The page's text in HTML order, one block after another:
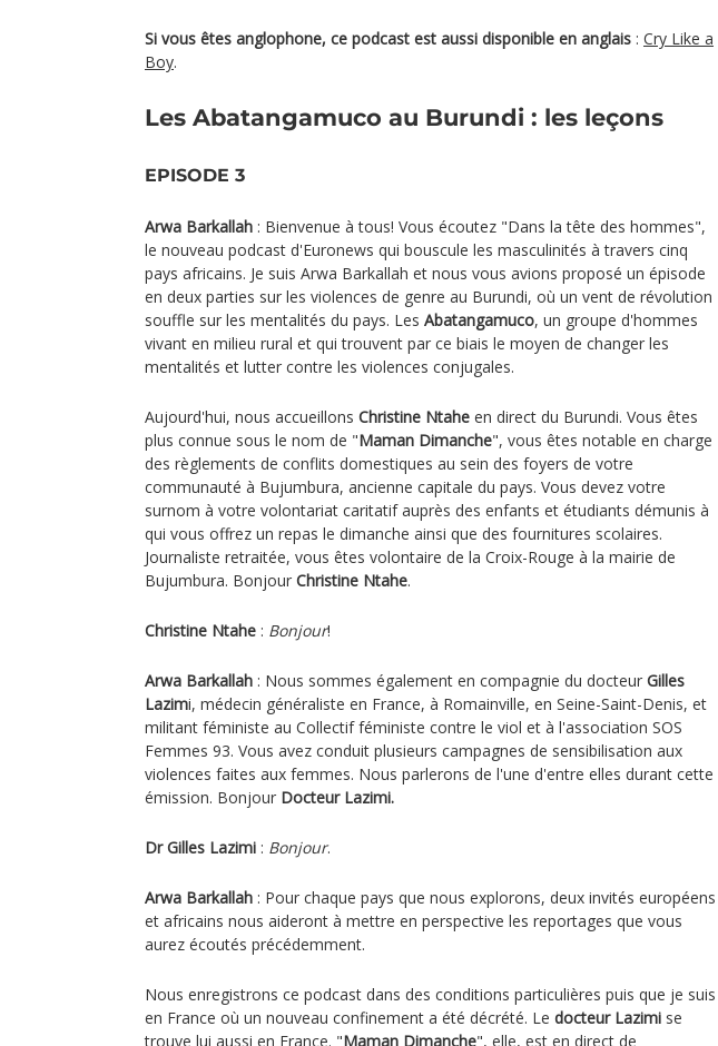
Si vous êtes anglophone, ce podcast est aussi disponible en anglais : Cry Like a
Boy.
Les Abatangamuco au Burundi : les leçons
EPISODE 3
Arwa Barkallah : Bienvenue à tous! Vous écoutez "Dans la tête des hommes",
le nouveau podcast d'Euronews qui bouscule les masculinités à travers cinq
pays africains. Je suis Arwa Barkallah et nous vous avions proposé un épisode
en deux parties sur les violences de genre au Burundi, où un vent de révolution
souffle sur les mentalités du pays. Les Abatangamuco, un groupe d'hommes
vivant en milieu rural et qui trouvent par ce biais le moyen de changer les
mentalités et lutter contre les violences conjugales.
Aujourd'hui, nous accueillons Christine Ntahe en direct du Burundi. Vous êtes
plus connue sous le nom de "Maman Dimanche", vous êtes notable en charge
des règlements de conflits domestiques au sein des foyers de votre
communauté à Bujumbura, ancienne capitale du pays. Vous devez votre
surnom à votre volontariat caritatif auprès des enfants et étudiants démunis à
qui vous offrez un repas le dimanche ainsi que des fournitures scolaires.
Journaliste retraitée, vous êtes volontaire de la Croix-Rouge à la mairie de
Bujumbura. Bonjour Christine Ntahe.
Christine Ntahe : Bonjour!
Arwa Barkallah : Nous sommes également en compagnie du docteur Gilles
Lazimi, médecin généraliste en France, à Romainville, en Seine-Saint-Denis, et
militant féministe au Collectif féministe contre le viol et à l'association SOS
Femmes 93. Vous avez conduit plusieurs campagnes de sensibilisation aux
violences faites aux femmes. Nous parlerons de l'une d'entre elles durant cette
émission. Bonjour Docteur Lazimi.
Dr Gilles Lazimi : Bonjour.
Arwa Barkallah : Pour chaque pays que nous explorons, deux invités européens
et africains nous aideront à mettre en perspective les reportages que vous
aurez écoutés précédemment.
Nous enregistrons ce podcast dans des conditions particulières puis que je suis
en France où un nouveau confinement a été décrété. Le docteur Lazimi se
trouve lui aussi en France. "Maman Dimanche", elle, est en direct de